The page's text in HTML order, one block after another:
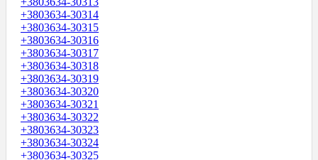
+3803634-30314
+3803634-30315
+3803634-30316
+3803634-30317
+3803634-30318
+3803634-30319
+3803634-30320
+3803634-30321
+3803634-30322
+3803634-30323
+3803634-30324
+3803634-30325